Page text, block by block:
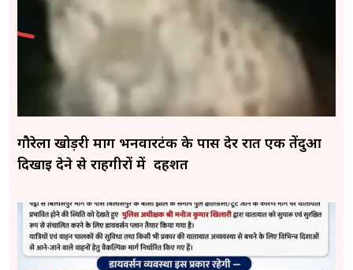
गौरेला खोड़री मार्ग भनवारटंक के पास देर रात एक तेंदुआ
दिखाई देने से राहगीरों में दहशत